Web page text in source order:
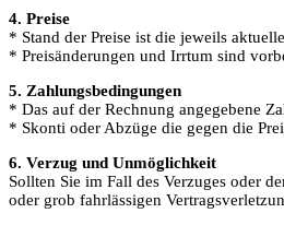
4. Preise
* Stand der Preise ist die jeweils
* Preisänderungen und Irrtum sind
5. Zahlungsbedingungen
* Das auf der Rechnung angegebene
* Skonti oder Abzüge die gegen die
6. Verzug und Unmöglichkeit
Sollten Sie im Fall des Verzuges oder
oder grob fahrlässigen